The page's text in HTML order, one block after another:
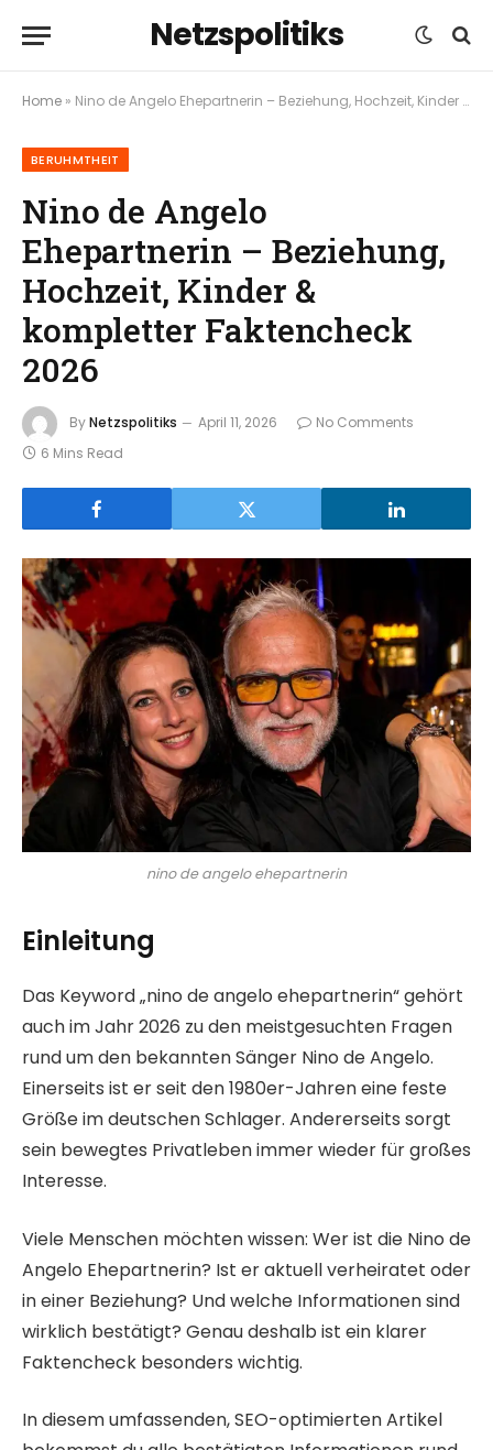
Netzspolitiks
Home » Nino de Angelo Ehepartnerin – Beziehung, Hochzeit, Kinder & kompletter Faktencheck 2026
BERUHMTHEIT
Nino de Angelo
Ehepartnerin – Beziehung,
Hochzeit, Kinder &
kompletter Faktencheck
2026
ByNetzspolitiks April 11, 2026
No Comments
6 Mins Read
nino de angelo ehepartnerin
Einleitung
Das Keyword „nino de angelo ehepartnerin“ gehört
auch im Jahr 2026 zu den meistgesuchten Fragen
rund um den bekannten Sänger Nino de Angelo.
Einerseits ist er seit den 1980er-Jahren eine feste
Größe im deutschen Schlager. Andererseits sorgt
sein bewegtes Privatleben immer wieder für großes
Interesse.
Viele Menschen möchten wissen: Wer ist die Nino de
Angelo Ehepartnerin? Ist er aktuell verheiratet oder
in einer Beziehung? Und welche Informationen sind
wirklich bestätigt? Genau deshalb ist ein klarer
Faktencheck besonders wichtig.
In diesem umfassenden, SEO-optimierten Artikel